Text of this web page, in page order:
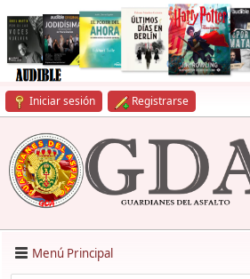
Iniciar sesión Registrarse
Menú Principal